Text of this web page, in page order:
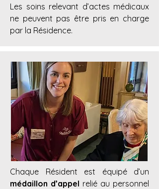
Les soins relevant d’actes médicaux
ne peuvent pas être pris en charge
par la Résidence.
Chaque Résident est équipé d’un
médaillon d’appel relié au personnel